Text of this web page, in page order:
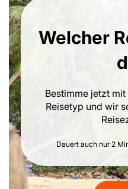
Welcher
Bestimme jetzt
Reisetyp und wir
Dauert auch nur 2